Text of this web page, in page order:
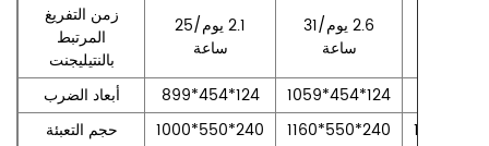
‏زمن التفريغ
المرتبط
بالنتيليجنت‏
‏2.1 يوم/25
ساعة‏
‏2.6 يوم/31
ساعة‏
‏أبعاد الضرب‏
899*454*124 1059*454*124
‏حجم التعبئة‏
1000*550*240 1160*550*240